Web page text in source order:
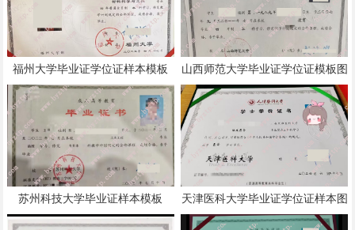
福州大学毕业证学位证样本模板
山西师范大学毕业证学位证模板图
片
苏州科技大学毕业证样本模板
天津医科大学毕业证学位证样本图
片